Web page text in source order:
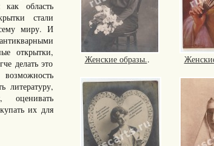
область
стали
миру. И
открытки,
делать это
литературу,
оценивать
их для
Женские образы..